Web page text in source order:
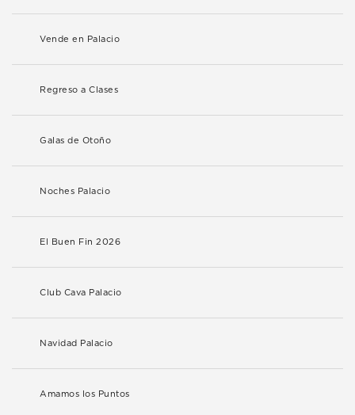
Vende en Palacio
Regreso a Clases
Galas de Otoño
Noches Palacio
El Buen Fin 2026
Club Cava Palacio
Navidad Palacio
Amamos los Puntos